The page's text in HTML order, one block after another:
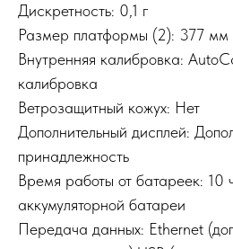
Дискретность: 0,1 г
Размер платформы (2): 377 мм
Внутренняя калибровка:
калибровка
Ветрозащитный кожух: Нет
Дополнительный дисплей:
принадлежность
Время работы от батареек: 10
аккумуляторной батареи
Передача данных: Ethernet